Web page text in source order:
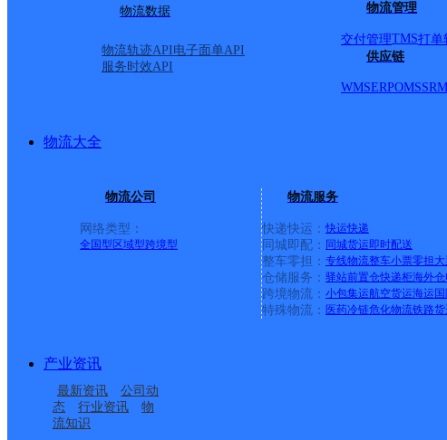
物流数据
物流轨迹API电子面单API
服务时效API
物流管理
交付管理TMS打单
供应链
WMSERPOMSSRM
物流大全
物流公司
网络类型：
全国型 区域型跨境型
物流服务
快递快运： 快运快递
同城即配： 同城货运即时配送
整车零担： 专线物流整车小票零担
仓储服务： 驿站前置仓快递柜海外仓
跨境物流： 小包集运航空货运海运
特殊物流： 医药冷链危化物流铁路货
产业资讯
最新资讯
公司动
态
行业资讯
物
流知识
派送范围:潼关县城、城关镇。
渭南潼关县营业部
地址：陕西省渭南市潼关县香堤西岸(310国道东)
渭南潼关县
更多号码地址：开发区首饰一街东口
派送范围:县城内均可收送、县城所有街道、中心街、桃林路、北环
最新网点
圆通速递乐东县电话：
顺丰速运重庆垫江桂西大道营业站
顺丰速运